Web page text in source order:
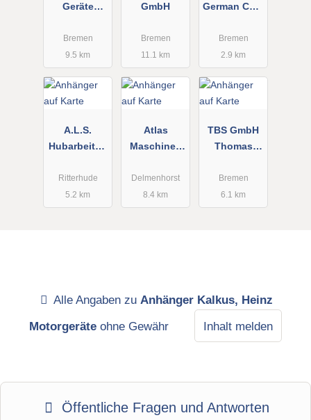
Geräte
Bremen
Bremen
9.5 km
GmbH
Bremen
11.1 km
German Cars
KG
Bremen
2.9 km
A.L.S.
Hubarbeitsb
GmbH
Ritterhude
5.2 km
Atlas
Maschinen
Delmenhorst
8.4 km
TBS GmbH
Thomas
Spedition
Bremen
6.1 km
Alle Angaben zu Anhänger Kalkus, Heinz
Motorgeräte ohne Gewähr Inhalt melden
Öffentliche Fragen und Antworten